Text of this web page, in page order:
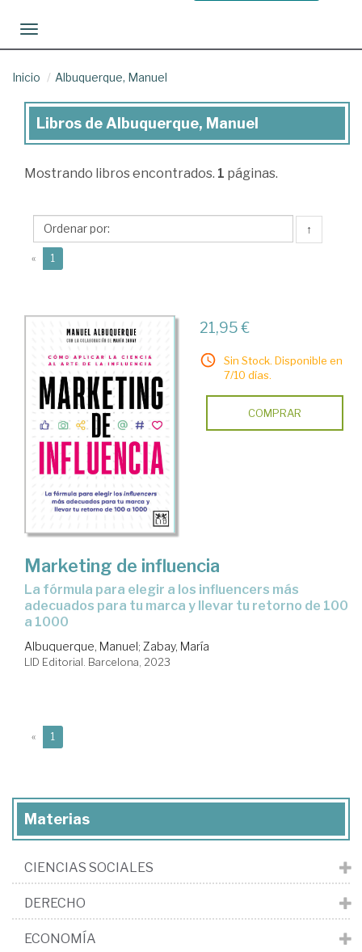
Toggle navigation
Inicio Albuquerque, Manuel
Libros
Albuquerque,
Libros de Albuquerque, Manuel
Mostrando libros encontrados. 1 páginas.
↑
« 1
21,95 €
Sin Stock. Disponible en
7/10 días.
COMPRAR
Marketing de influencia
la fórmula para elegir a los influencers más
adecuados para tu marca y llevar tu retorno de 100
a 1000
Albuquerque, Manuel; Zabay, María
LID Editorial. Barcelona, 2023
« 1
Materias
CIENCIAS SOCIALES
DERECHO
ECONOMÍA